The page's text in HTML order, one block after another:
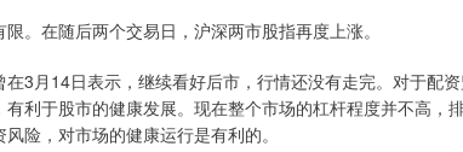
。在随后两个交易日，沪深两市股指再度上涨。
3月14日表示，继续看好后市，行情还没有走完。对于配
利于股市的健康发展。现在整个市场的杠杆程度并不高，
险，对市场的健康运行是有利的。